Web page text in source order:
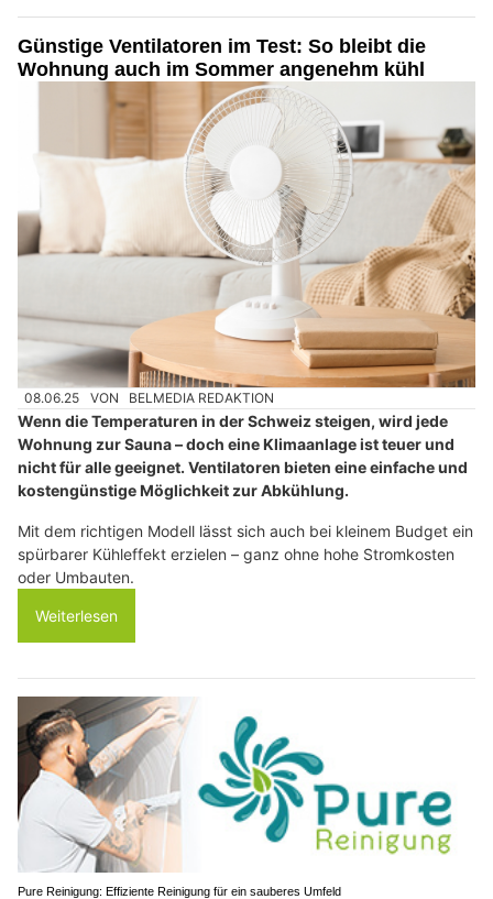
Günstige Ventilatoren im Test: So bleibt die
Wohnung auch im Sommer angenehm kühl
08.06.25 VON BELMEDIA REDAKTION
Wenn die Temperaturen in der Schweiz steigen, wird jede
Wohnung zur Sauna – doch eine Klimaanlage ist teuer und
nicht für alle geeignet. Ventilatoren bieten eine einfache und
kostengünstige Möglichkeit zur Abkühlung.
Mit dem richtigen Modell lässt sich auch bei kleinem Budget ein
spürbarer Kühleffekt erzielen – ganz ohne hohe Stromkosten
oder Umbauten.
Weiterlesen
Pure Reinigung: Effiziente Reinigung für ein sauberes Umfeld